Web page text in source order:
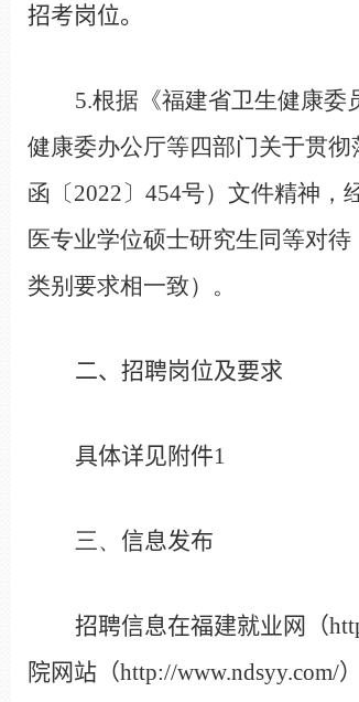
招考岗位。
5.根据《福建省卫生健康委
健康委办公厅等四部门关于贯
函〔2022〕 454号）文件精神，
医专业学位硕士研究生同等对
类别要求相一致）。
二、招聘岗位及要求
具体详见附件1
三、 信息发布
招聘信息在福建就业网（
院网站（http://www.ndsyy.com/